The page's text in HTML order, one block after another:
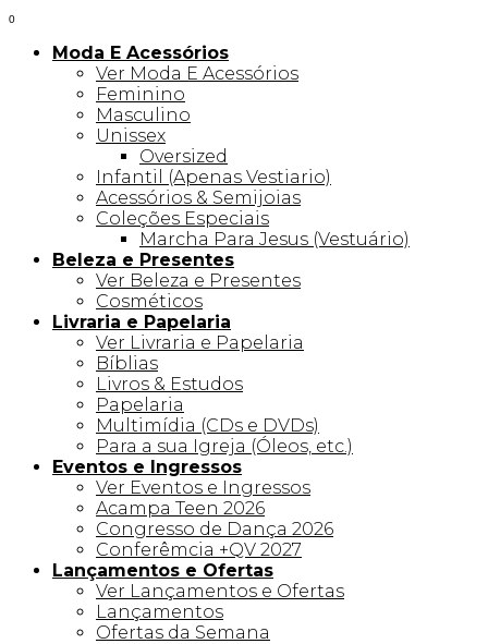
0
Moda E Acessórios
Ver Moda E Acessórios
Feminino
Masculino
Unissex
Oversized
Infantil (Apenas Vestiario)
Acessórios & Semijoias
Coleções Especiais
Marcha Para Jesus (Vestuário)
Beleza e Presentes
Ver Beleza e Presentes
Cosméticos
Livraria e Papelaria
Ver Livraria e Papelaria
Bíblias
Livros & Estudos
Papelaria
Multimídia (CDs e DVDs)
Para a sua Igreja (Óleos, etc.)
Eventos e Ingressos
Ver Eventos e Ingressos
Acampa Teen 2026
Congresso de Dança 2026
Conferêmcia +QV 2027
Lançamentos e Ofertas
Ver Lançamentos e Ofertas
Lançamentos
Ofertas da Semana